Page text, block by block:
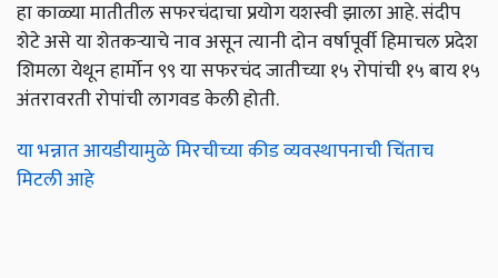
हा काळ्या मातीतील सफरचंदाचा प्रयोग यशस्वी झाला आहे. संदीप
शेटे असे या शेतकऱ्याचे नाव असून त्यानी दोन वर्षापूर्वी हिमाचल प्रदेश
शिमला येथून हार्मोन ९९ या सफरचंद जातीच्या १५ रोपांची १५ बाय १५
अंतरावरती रोपांची लागवड केली होती.
या भन्नात आयडीयामुळे मिरचीच्या कीड व्यवस्थापनाची चिंताच
मिटली आहे